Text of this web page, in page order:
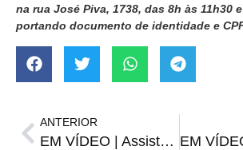
na rua José Piva, 1738, das 8h às 11h30
portando documento de identidade e
ANTERIOR
EM VÍDEO | Assista o ESPORTE TODO DIA desta segunda-feira, 16 de dezembro